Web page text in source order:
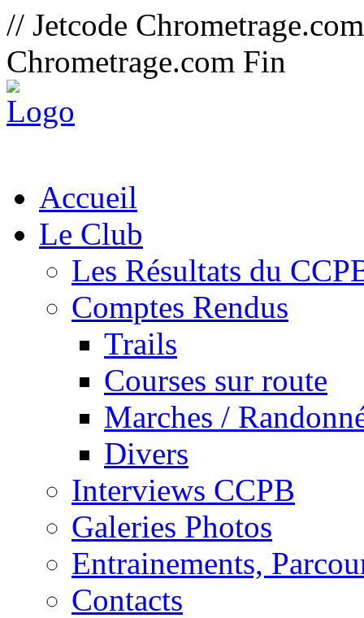
// Jetcode
Chrometrage.com Fin
Accueil
Le Club
Les Résultats du
Comptes Rendus
Trails
Courses sur route
Marches /
Divers
Interviews CCPB
Galeries Photos
Entrainements,
Contacts